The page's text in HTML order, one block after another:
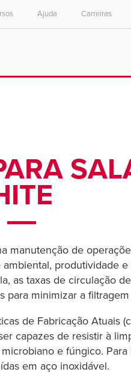
English
Ajuda Carreiras
de
produtividade
as taxas de circulação
minimizar a
de Fabricação Atuais
capazes de resistir à
e fúngico.
em aço inoxidável.